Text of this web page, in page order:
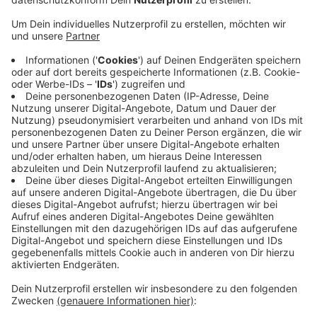
Anzeige
Die Forderung kommt von derGewerkschaft
Nahrung-Genuss-Gasttätten. Sie sagt: Corona-
Ausbrüche in mehreren Betrieben hätten gezeigt,
wohin die Missstände führen können. Daher könne das
geplante Gesetz die Fleischbranche stärken, heißt es.
Laut der Gewerkschaft ist die Zahl der Schlacht- und
Fleischverarbeitungsbetriebe im Rhein-Kreis Neuss in
den letzten Jahren um über die Hälfte
zurückgegangen. Gab es damals noch rund 80
Betriebe, seien es jetzt nur noch 30.
Anzeige